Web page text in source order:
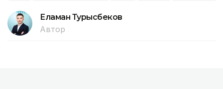
Еламан Турысбеков
Автор